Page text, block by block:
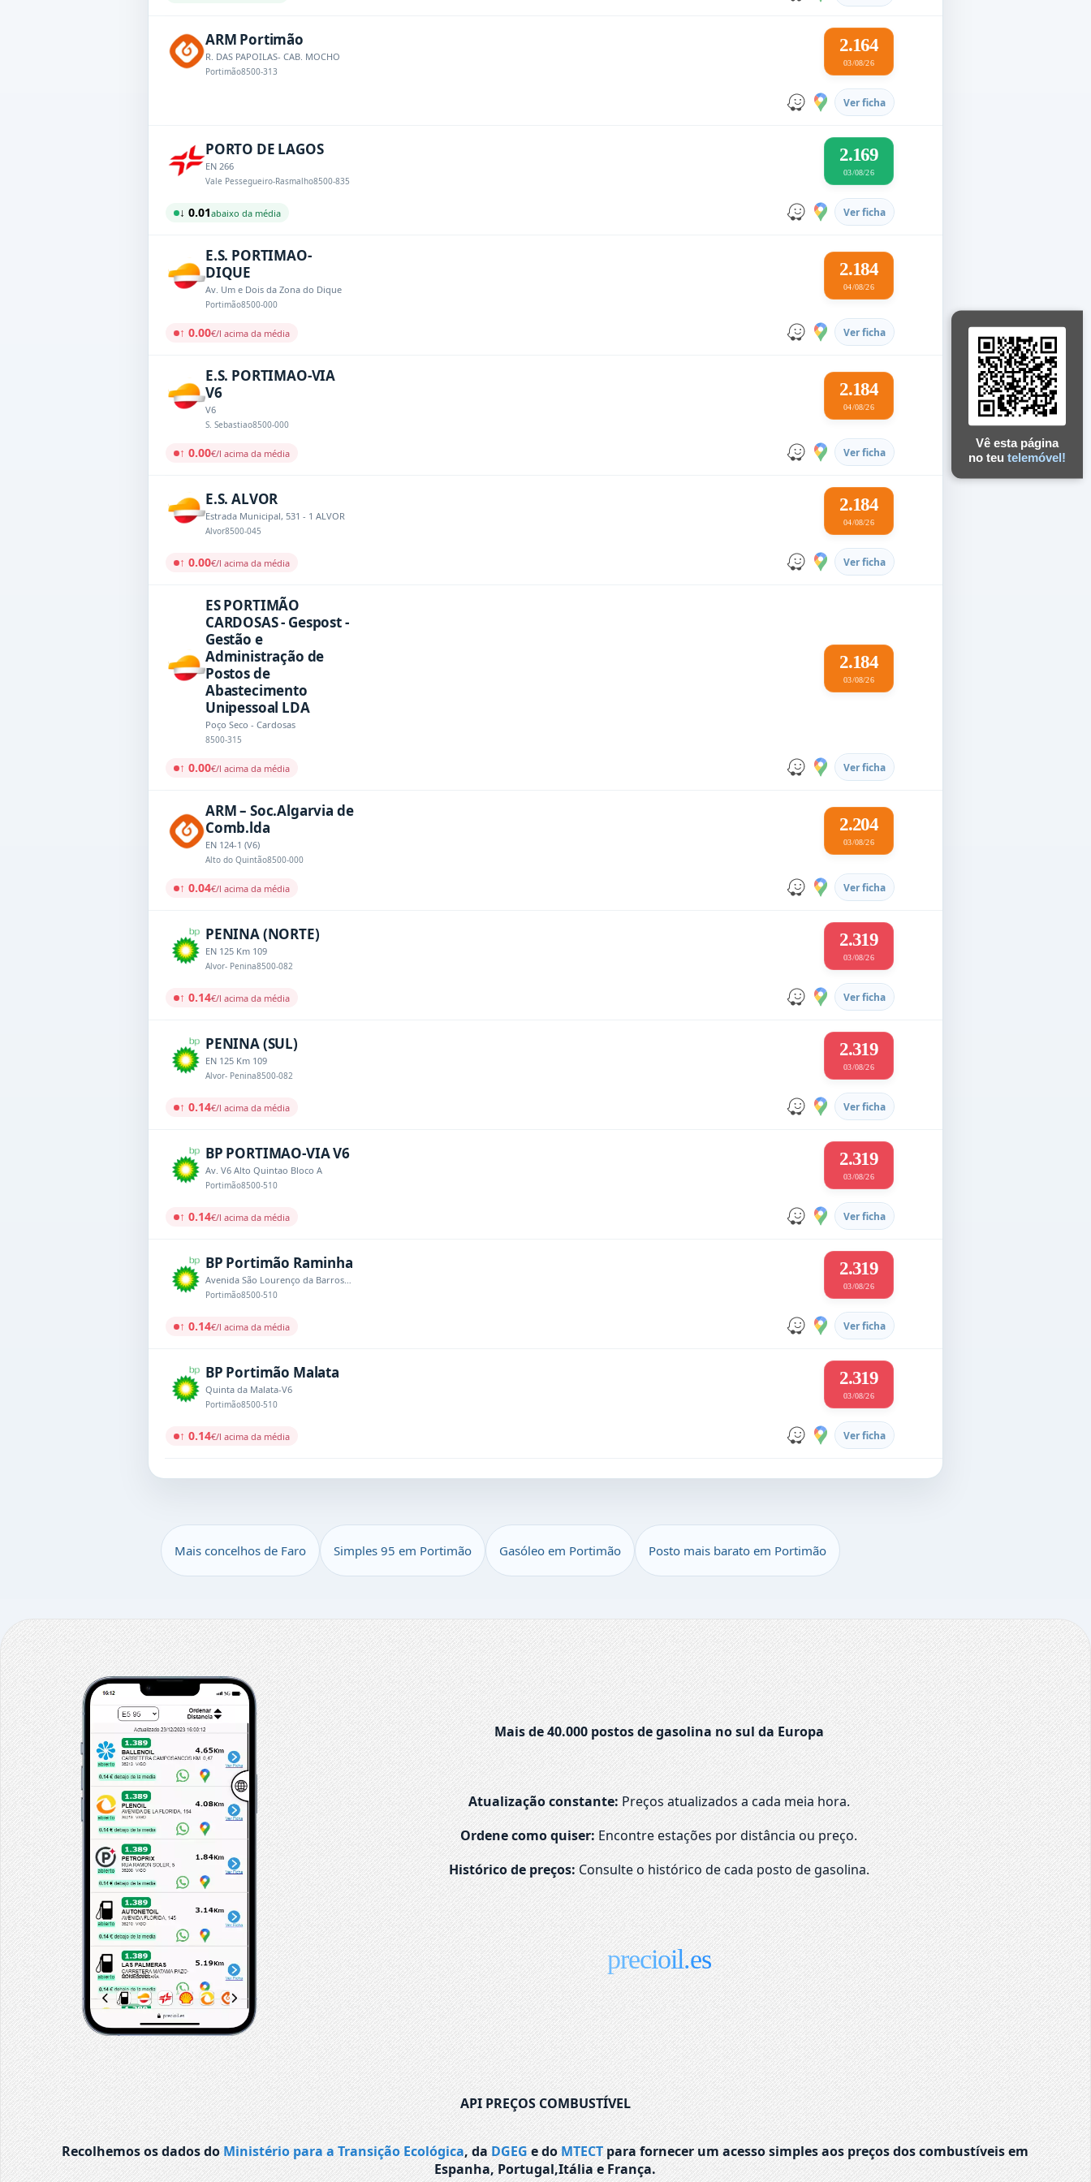
Vê esta página
no teu telemóvel!
ARM Portimão
R. DAS PAPOILAS- CAB. MOCHO
Portimão8500-313
2.164
03/08/26
Ver ficha
PORTO DE LAGOS
EN 266
Vale Pessegueiro-Rasmalho8500-835
2.169
03/08/26
↓ 0.01abaixo da média Ver ficha
E.S. PORTIMAO-
DIQUE
Av. Um e Dois da Zona do Dique
Portimão8500-000
2.184
04/08/26
↑ 0.00€/l acima da média Ver ficha
E.S. PORTIMAO-VIA
V6
V6
S. Sebastiao8500-000
2.184
04/08/26
↑ 0.00€/l acima da média Ver ficha
E.S. ALVOR
Estrada Municipal, 531 - 1 ALVOR
Alvor8500-045
2.184
04/08/26
↑ 0.00€/l acima da média Ver ficha
ES PORTIMÃO
CARDOSAS - Gespost -
Gestão e
Administração de
Postos de
Abastecimento
Unipessoal LDA
Poço Seco - Cardosas
8500-315
2.184
03/08/26
↑ 0.00€/l acima da média Ver ficha
ARM – Soc.Algarvia de
Comb.lda
EN 124-1 (V6)
Alto do Quintão8500-000
2.204
03/08/26
↑ 0.04€/l acima da média Ver ficha
PENINA (NORTE)
EN 125 Km 109
Alvor- Penina8500-082
2.319
03/08/26
↑ 0.14€/l acima da média Ver ficha
PENINA (SUL)
EN 125 Km 109
Alvor- Penina8500-082
2.319
03/08/26
↑ 0.14€/l acima da média Ver ficha
BP PORTIMAO-VIA V6
Av. V6 Alto Quintao Bloco A
Portimão8500-510
2.319
03/08/26
↑ 0.14€/l acima da média Ver ficha
BP Portimão Raminha
Avenida São Lourenço da Barrosa, Lote 18 Alto da Raminha
Portimão8500-510
2.319
03/08/26
↑ 0.14€/l acima da média Ver ficha
BP Portimão Malata
Quinta da Malata-V6
Portimão8500-510
2.319
03/08/26
↑ 0.14€/l acima da média Ver ficha
Mais concelhos de Faro Simples 95 em Portimão Gasóleo em Portimão Posto mais barato em Portimão
Mais de 40.000 postos de gasolina no sul da Europa
Atualização constante: Preços atualizados a cada meia hora.
Ordene como quiser:Encontre estações por distância ou preço.
Histórico de preços: Consulte o histórico de cada posto de gasolina.
precioil.es
API PREÇOS COMBUSTÍVEL
Recolhemos os dados do Ministério para a Transição Ecológica, da DGEG e doMTECT para fornecer um acesso simples aos preços dos combustíveis em
Espanha, Portugal,Itália e França.